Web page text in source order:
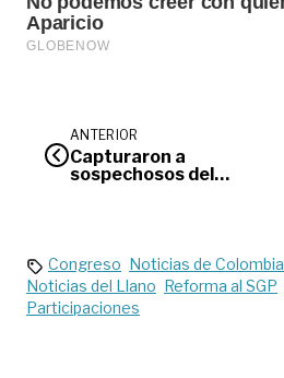
ANTERIOR
Capturaron a
sospechosos del
Congreso Noticias de Colombia
Noticias del Llano Reforma al SGP
Participaciones